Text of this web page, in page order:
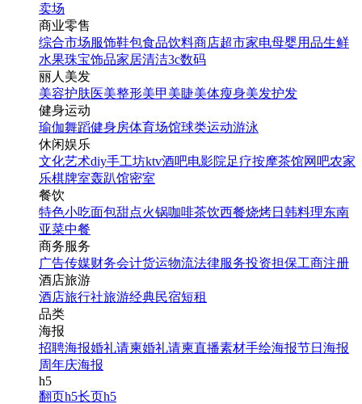
卖场
商业零售
综合市场服饰鞋包食品饮料商店超市家电母婴用品生鲜
水果珠宝饰品家居清洁3c数码
丽人美发
美容护肤医美整形美甲美睫美体瘦身美发护发
健身运动
瑜伽舞蹈健身房体育场馆球类运动游泳
休闲娱乐
文化艺术diy手工坊ktv酒吧电影院足疗按摩茶馆网吧农家
乐棋牌室轰趴馆密室
餐饮
特色小吃面包甜点火锅咖啡茶饮西餐烧烤日韩料理东南
亚菜中餐
商务服务
广告传媒财务会计货运物流法律服务投资担保工商注册
酒店旅游
酒店旅行社旅游经典民宿短租
品类
海报
招聘海报婚礼请柬婚礼请柬直播素材手绘海报节日海报
周年庆海报
h5
翻页h5长页h5